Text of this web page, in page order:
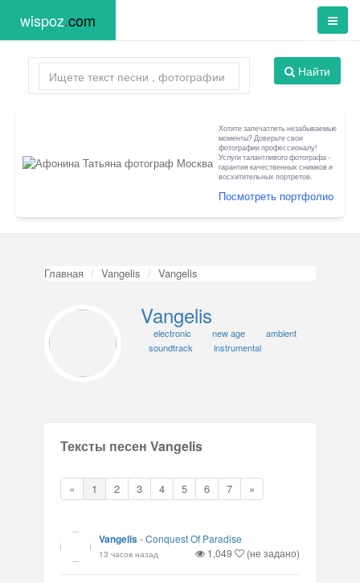
wispoz.com
Найти
Хотите запечатлеть незабываемые
моменты? Доверьте свои
фотографии профессионалу!
Услуги талантливого фотографа -
гарантия качественных снимков и
восхитительных портретов.
Посмотреть портфолио
Главная Vangelis Vangelis
Vangelis
electronic new age
ambient
soundtrack
instrumental
Тексты песен Vangelis
« 1 2 3 4 5 6 7 »
Vangelis-Conquest Of Paradise
13 часов назад 1,049 (не задано)